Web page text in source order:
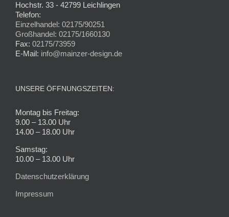
Hochstr. 33 - 42799 Leichlingen
Telefon:
Einzelhandel: 02175/90251
Großhandel: 02175/1660130
Fax: 02175/73959
E-Mail: info@mainzer-design.de
UNSERE ÖFFNUNGSZEITEN:
Montag bis Freitag:
9.00 – 13.00 Uhr
14.00 – 18.00 Uhr
Samstag:
10.00 – 13.00 Uhr
Datenschutzerklärung
Impressum